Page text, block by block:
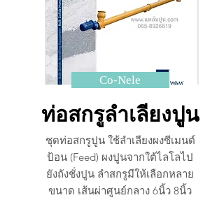
Co-Nele
ท่อสกรูลำเลียงปูน
ชุดท่อสกรูปูน ใช้ลำเลียงผงซีเมนต์
ป้อน (Feed) ผงปูนจากใต้ไลโลไป
ยังถังชั่งปูน ลำสกรูมีให้เลือกหลาย
ขนาด เส้นผ่าศูนย์กลาง 6นิ้ว 8นิ้ว